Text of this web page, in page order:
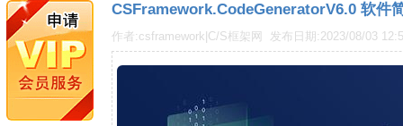
CSFramework.CodeGeneratorV6.0 软件
作者:csframework|C/S框架网 发布日期:2023/08/03